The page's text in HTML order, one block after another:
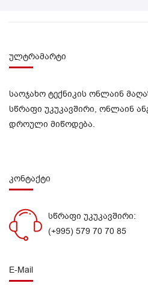
ულტრამარტი
საოჯახო ტექნიკის ონლაინ
სწრაფი უკუკავშირი, ონლაინ
დროული მიწოდება.
კონტაქტი
სწრაფი უკუკავშირი:
(+995) 579 70 70 85
E-Mail